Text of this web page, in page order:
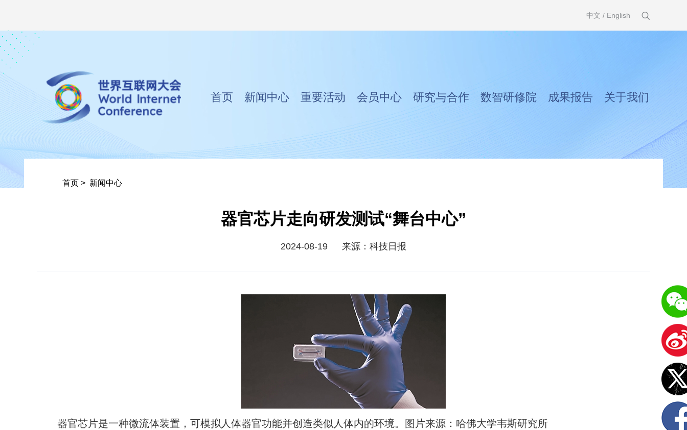
中文 / English
首页 新闻中心 重要活动 会员中心 研究与合作 数智研修院 成果报告 关于我们
首页 > 新闻中心
器官芯片走向研发测试“舞台中心”
2024-08-19 来源：科技日报
器官芯片是一种微流体装置，可模拟人体器官功能并创造类似人体内的环境。图片来源：哈佛大学韦斯研究所